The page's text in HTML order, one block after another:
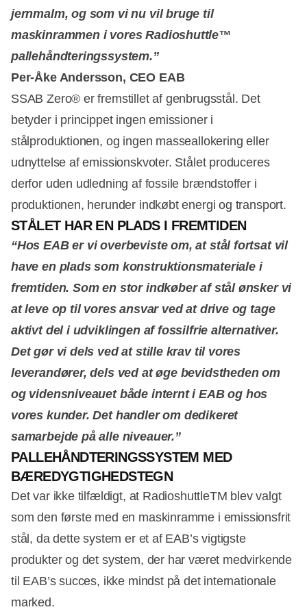
jernmalm, og som vi nu vil bruge til
maskinrammen i vores Radioshuttle™
pallehåndteringssystem.”
Per-Åke Andersson, CEO EAB
SSAB Zero® er fremstillet af genbrugsstål. Det
betyder i princippet ingen emissioner i
stålproduktionen, og ingen masseallokering eller
udnyttelse af emissionskvoter. Stålet produceres
derfor uden udledning af fossile brændstoffer i
produktionen, herunder indkøbt energi og transport.
STÅLET HAR EN PLADS I FREMTIDEN
“Hos EAB er vi overbeviste om, at stål fortsat vil
have en plads som konstruktionsmateriale i
fremtiden. Som en stor indkøber af stål ønsker vi
at leve op til vores ansvar ved at drive og tage
aktivt del i udviklingen af fossilfrie alternativer.
Det gør vi dels ved at stille krav til vores
leverandører, dels ved at øge bevidstheden om
og vidensniveauet både internt i EAB og hos
vores kunder. Det handler om dedikeret
samarbejde på alle niveauer.”
PALLEHÅNDTERINGSSYSTEM MED
BÆREDYGTIGHEDSTEGN
Det var ikke tilfældigt, at RadioshuttleTM blev valgt
som den første med en maskinramme i emissionsfrit
stål, da dette system er et af EAB’s vigtigste
produkter og det system, der har været medvirkende
til EAB’s succes, ikke mindst på det internationale
marked.